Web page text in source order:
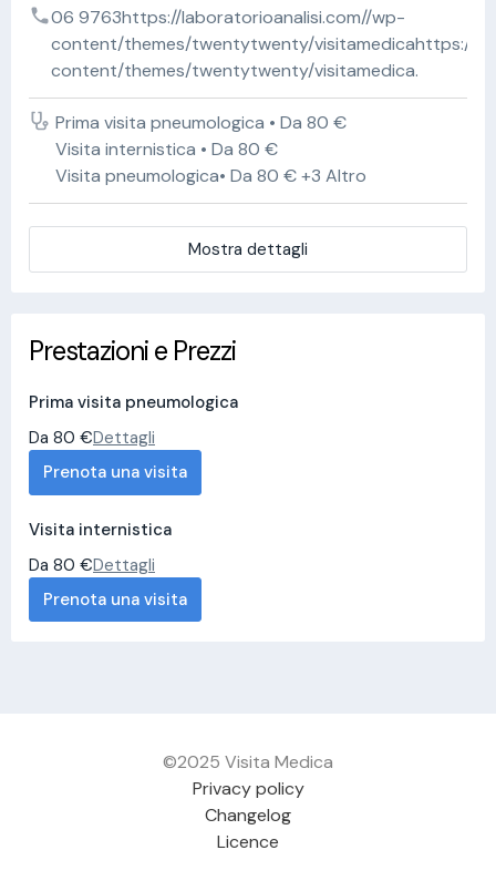
06 9763https://laboratorioanalisi.com//wp-
content/themes/twentytwenty/visitamedicahttps://
content/themes/twentytwenty/visitamedica.
Prima visita pneumologica • Da 80 €
Visita internistica • Da 80 €
Visita pneumologica• Da 80 € +3 Altro
Mostra dettagli
Prestazioni e Prezzi
Prima visita pneumologica
Da 80 €Dettagli
Prenota una visita
Visita internistica
Da 80 €Dettagli
Prenota una visita
©2025 Visita Medica
Privacy policy
Changelog
Licence